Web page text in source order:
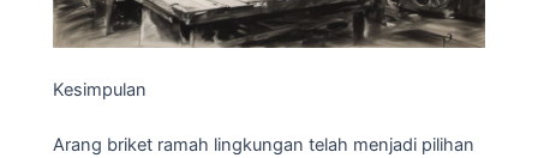
Kesimpulan
Arang briket ramah lingkungan telah menjadi pilihan